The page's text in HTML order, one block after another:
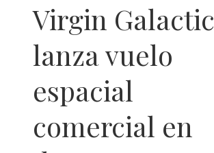
Virgin Galactic
lanza vuelo
espacial
comercial en